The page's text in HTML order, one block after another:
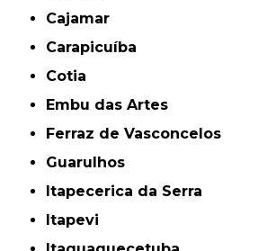
Cajamar
Carapicuíba
Cotia
Embu das Artes
Ferraz de Vasconcelos
Guarulhos
Itapecerica da Serra
Itapevi